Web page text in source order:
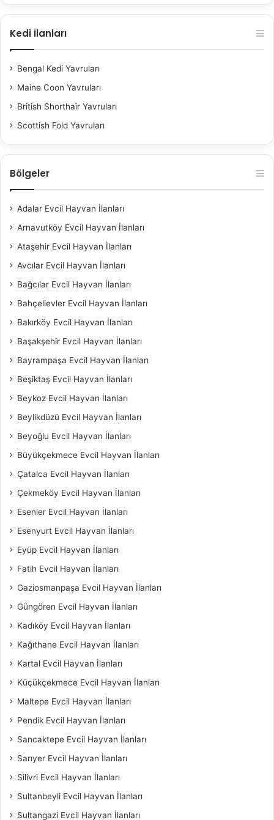
Kedi İlanları
Bengal Kedi Yavruları
Maine Coon Yavruları
British Shorthair Yavruları
Scottish Fold Yavruları
Bölgeler
Adalar Evcil Hayvan İlanları
Arnavutköy Evcil Hayvan İlanları
Ataşehir Evcil Hayvan İlanları
Avcılar Evcil Hayvan İlanları
Bağcılar Evcil Hayvan İlanları
Bahçelievler Evcil Hayvan İlanları
Bakırköy Evcil Hayvan İlanları
Başakşehir Evcil Hayvan İlanları
Bayrampaşa Evcil Hayvan İlanları
Beşiktaş Evcil Hayvan İlanları
Beykoz Evcil Hayvan İlanları
Beylikdüzü Evcil Hayvan İlanları
Beyoğlu Evcil Hayvan İlanları
Büyükçekmece Evcil Hayvan İlanları
Çatalca Evcil Hayvan İlanları
Çekmeköy Evcil Hayvan İlanları
Esenler Evcil Hayvan İlanları
Esenyurt Evcil Hayvan İlanları
Eyüp Evcil Hayvan İlanları
Fatih Evcil Hayvan İlanları
Gaziosmanpaşa Evcil Hayvan İlanları
Güngören Evcil Hayvan İlanları
Kadıköy Evcil Hayvan İlanları
Kağıthane Evcil Hayvan İlanları
Kartal Evcil Hayvan İlanları
Küçükçekmece Evcil Hayvan İlanları
Maltepe Evcil Hayvan İlanları
Pendik Evcil Hayvan İlanları
Sancaktepe Evcil Hayvan İlanları
Sarıyer Evcil Hayvan İlanları
Silivri Evcil Hayvan İlanları
Sultanbeyli Evcil Hayvan İlanları
Sultangazi Evcil Hayvan İlanları